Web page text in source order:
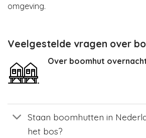
omgeving.
Veelgestelde vragen over
Over boomhut
Staan boomhutten in
het bos?